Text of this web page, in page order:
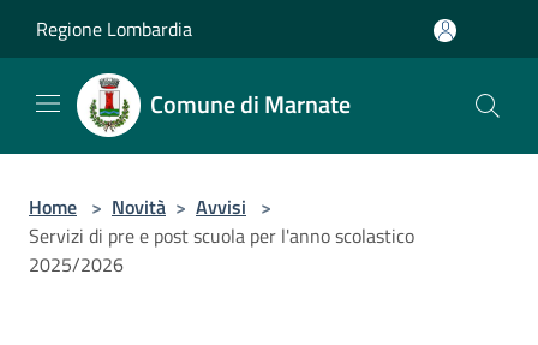
Regione Lombardia
Comune di Marnate
Home > Novità > Avvisi >
Servizi di pre e post scuola per l'anno scolastico
2025/2026